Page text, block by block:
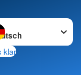
wechseln zu
klar